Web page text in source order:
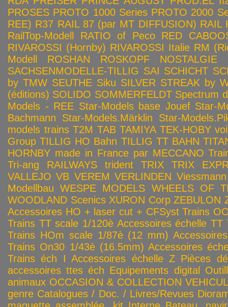
PROSES PROTO 1000 Series PROTO 2000
REE) R37 RAIL 87 (par MT DIFFUSION) RAIL
RailTop-Modell
RATIO of Peco
RED
RIVAROSSI (Hornby) RIVAROSSI Italie RM
Modell
ROSHAN ROSKOPF NOSTALGIE
SACHSENMODELLE-TILLIG SAI SCHICHT
by TMW SEUTHE Siku SILVER STREAK by
(éditions) SOLIDO SOMMERFELDT Spectrum
Models - REE Star-Models base Jouef Star-
Bachmann
Star-Models.Märklin
Star-
models trains T2M TAB TAMIYA TEK-HOBY
Group TILLIG HO Bahn TILLIG TT BAHN
HORNBY made in France par MECCANO
Tri-ang RAILWAYS
trident TRIX
TRIX
VALLEJO VB VEREM VERLINDEN Viessmann
Modellbau WESPE MODELS WHEELS OF
WOODLAND Scenics XURON Corp ZEBULON
Accessoires HO + laser cut + CFSyst Trains
Trains TT scale 1/120è Accessoires échelle TT
Trains HOm scale 1/87è (12 mm)
Trains On30 1/43è (16.5mm) Accessoires
Trains éch I Accessoires échelle Z Pièces
accessoires ttes éch Equipements digital
animaux OCCASION & COLLECTION
genre Catalogues / Doc. / Livres/Revues